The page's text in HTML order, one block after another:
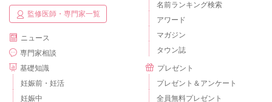
監修医師・専門家一覧
ニュース
専門家相談
基礎知識
妊娠前・妊活
妊娠中
名前ランキング検索
アワード
マガジン
タウン誌
プレゼント
プレゼント＆アンケート
全員無料プレゼント